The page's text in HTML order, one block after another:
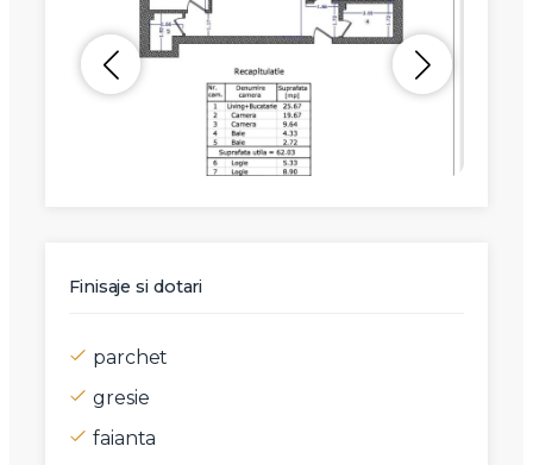
Finisaje si dotari
parchet
gresie
faianta